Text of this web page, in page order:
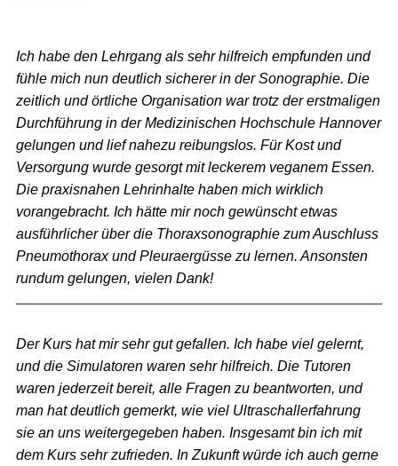
Ich habe den Lehrgang als sehr hilfreich empfunden und
fühle mich nun deutlich sicherer in der Sonographie. Die
zeitlich und örtliche Organisation war trotz der erstmaligen
Durchführung in der Medizinischen Hochschule Hannover
gelungen und lief nahezu reibungslos. Für Kost und
Versorgung wurde gesorgt mit leckerem veganem Essen.
Die praxisnahen Lehrinhalte haben mich wirklich
vorangebracht. Ich hätte mir noch gewünscht etwas
ausführlicher über die Thoraxsonographie zum Auschluss
Pneumothorax und Pleuraergüsse zu lernen. Ansonsten
rundum gelungen, vielen Dank!
Der Kurs hat mir sehr gut gefallen. Ich habe viel gelernt,
und die Simulatoren waren sehr hilfreich. Die Tutoren
waren jederzeit bereit, alle Fragen zu beantworten, und
man hat deutlich gemerkt, wie viel Ultraschallerfahrung
sie an uns weitergegeben haben. Insgesamt bin ich mit
dem Kurs sehr zufrieden. In Zukunft würde ich auch gerne